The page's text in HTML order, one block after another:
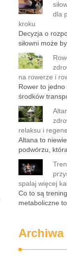
dla
kroku
Decyzja o
siłowni może
na rowerze i
Rower to
środków
relaksu i
Altana to
podwórzu,
spalaj więcej
Co to są
metaboliczne
Archiwa